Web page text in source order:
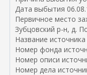
Дата выбытия
Первичное место
Зубцовский р-н, д.
Название
Номер фонда
Номер описи
Номер дела